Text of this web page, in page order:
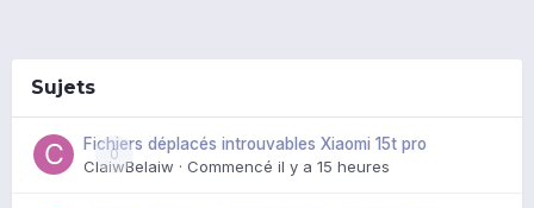
Sujets
0
Fichiers déplacés introuvables Xiaomi 15t pro
ClaiwBelaiw · Commencé il y a 15 heures